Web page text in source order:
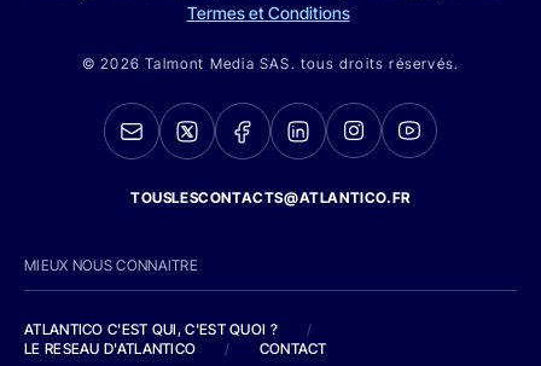
Termes et Conditions
© 2026 Talmont Media SAS. tous droits réservés.
TOUSLESCONTACTS@ATLANTICO.FR
MIEUX NOUS CONNAITRE
ATLANTICO C'EST QUI, C'EST QUOI ?
/
LE RESEAU D'ATLANTICO
/ CONTACT